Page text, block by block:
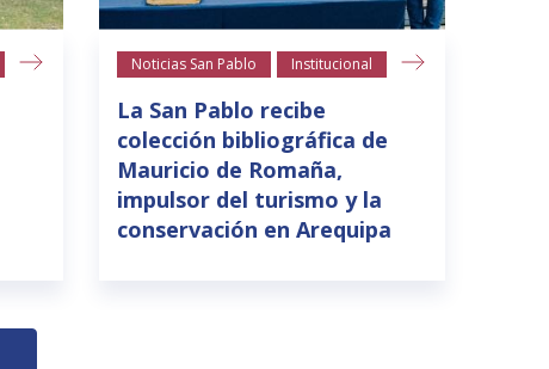
Noticias San Pablo Institucional
La San Pablo recibe
colección bibliográfica de
Mauricio de Romaña,
impulsor del turismo y la
conservación en Arequipa